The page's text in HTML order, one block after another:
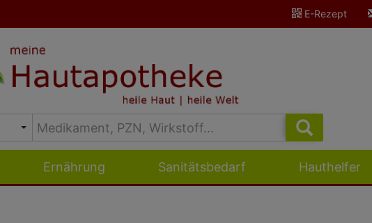
E-Rezept
Ernährung Sanitätsbedarf Hauthelfer